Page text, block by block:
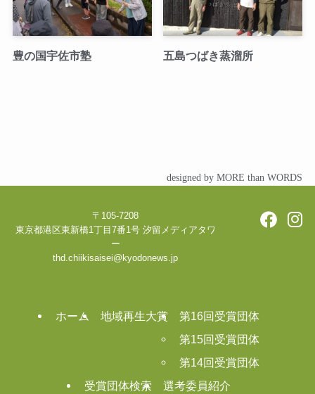
豊の国宇佐市塾 五島つばき蒸溜所
designed by MORE than WORDS
〒105-7208
東京都港区東新橋1丁目7番1号 汐留メディアタワ
ー
thd.chiikisaisei@kyodonews.jp
ホーム 地域再生大賞
第16回受賞団体
第15回受賞団体
第14回受賞団体
受賞団体検索
選考委員紹介